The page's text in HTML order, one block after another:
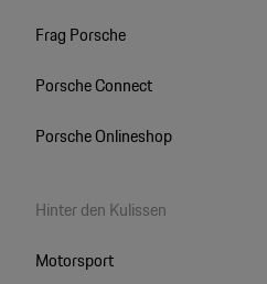
Frag Porsche
Porsche Connect
Porsche Onlineshop
Hinter den Kulissen
Motorsport